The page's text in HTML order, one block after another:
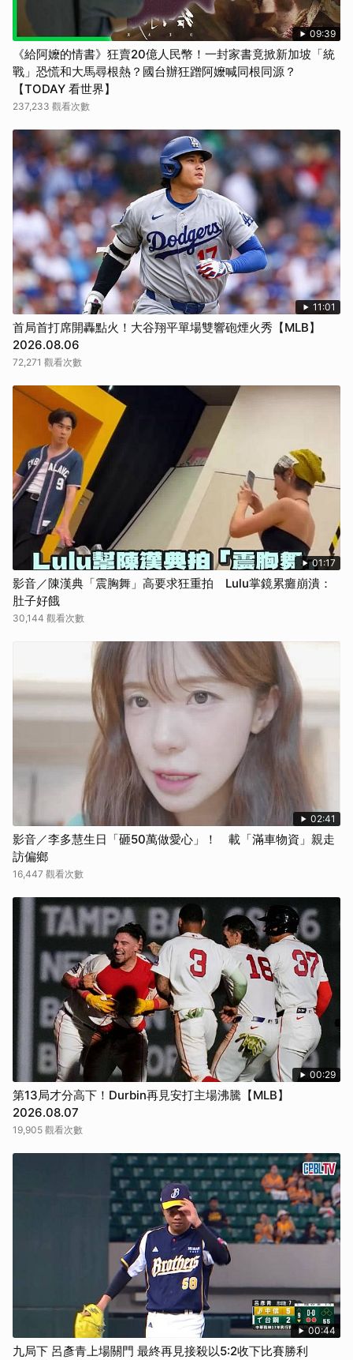
09:39
《給阿嬤的情書》狂賣20億人民幣！一封家書竟掀新加坡「統
戰」恐慌和大馬尋根熱？國台辦狂蹭阿嬤喊同根同源？
【TODAY 看世界】
237,233 觀看次數
11:01
首局首打席開轟點火！大谷翔平單場雙響砲煙火秀【MLB】
2026.08.06
72,271 觀看次數
01:17
影音／陳漢典「震胸舞」高要求狂重拍 Lulu掌鏡累癱崩潰：
肚子好餓
30,144 觀看次數
02:41
影音／李多慧生日「砸50萬做愛心」！ 載「滿車物資」親走
訪偏鄉
16,447 觀看次數
00:29
第13局才分高下！Durbin再見安打主場沸騰【MLB】
2026.08.07
19,905 觀看次數
00:44
九局下 呂彥青上場關門 最終再見接殺以5:2收下比賽勝利